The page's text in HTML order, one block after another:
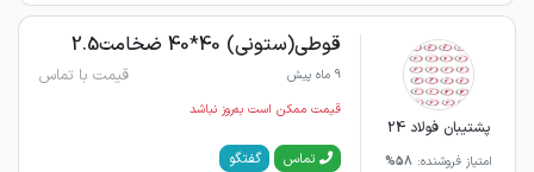
پشتیبان فولاد 24
امتیاز فروشنده: 58%
قوطی(ستونی) 40*40 ضخامت2.5
9 ماه پیش قیمت با تماس
قیمت ممکن است به‌روز نباشد
تماس گفتگو